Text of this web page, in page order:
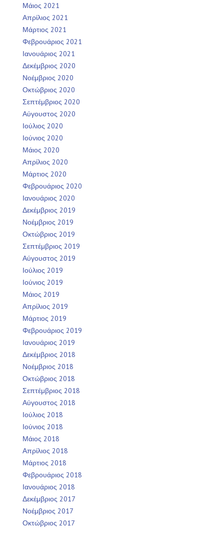
Μάιος 2021
Απρίλιος 2021
Μάρτιος 2021
Φεβρουάριος 2021
Ιανουάριος 2021
Δεκέμβριος 2020
Νοέμβριος 2020
Οκτώβριος 2020
Σεπτέμβριος 2020
Αύγουστος 2020
Ιούλιος 2020
Ιούνιος 2020
Μάιος 2020
Απρίλιος 2020
Μάρτιος 2020
Φεβρουάριος 2020
Ιανουάριος 2020
Δεκέμβριος 2019
Νοέμβριος 2019
Οκτώβριος 2019
Σεπτέμβριος 2019
Αύγουστος 2019
Ιούλιος 2019
Ιούνιος 2019
Μάιος 2019
Απρίλιος 2019
Μάρτιος 2019
Φεβρουάριος 2019
Ιανουάριος 2019
Δεκέμβριος 2018
Νοέμβριος 2018
Οκτώβριος 2018
Σεπτέμβριος 2018
Αύγουστος 2018
Ιούλιος 2018
Ιούνιος 2018
Μάιος 2018
Απρίλιος 2018
Μάρτιος 2018
Φεβρουάριος 2018
Ιανουάριος 2018
Δεκέμβριος 2017
Νοέμβριος 2017
Οκτώβριος 2017